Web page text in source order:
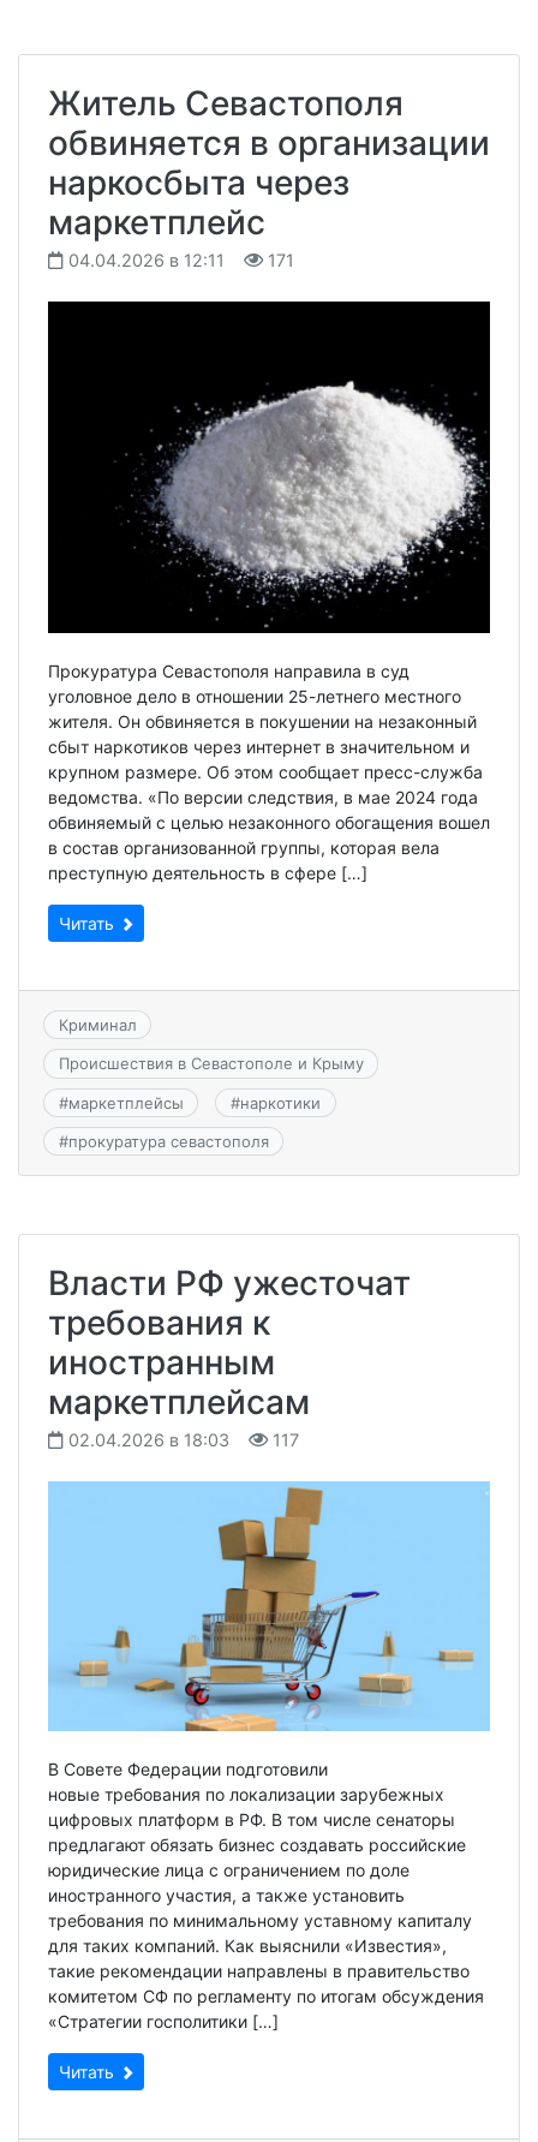
Житель Севастополя
обвиняется в организации
наркосбыта через
маркетплейс
04.04.2026 в 12:11 171
Прокуратура Севастополя направила в суд
уголовное дело в отношении 25-летнего местного
жителя. Он обвиняется в покушении на незаконный
сбыт наркотиков через интернет в значительном и
крупном размере. Об этом сообщает пресс-служба
ведомства. «По версии следствия, в мае 2024 года
обвиняемый с целью незаконного обогащения вошел
в состав организованной группы, которая вела
преступную деятельность в сфере […]
Читать
Криминал
Происшествия в Севастополе и Крыму
#маркетплейсы #наркотики
#прокуратура севастополя
Власти РФ ужесточат
требования к
иностранным
маркетплейсам
02.04.2026 в 18:03 117
В Совете Федерации подготовили
новые требования по локализации зарубежных
цифровых платформ в РФ. В том числе сенаторы
предлагают обязать бизнес создавать российские
юридические лица с ограничением по доле
иностранного участия, а также установить
требования по минимальному уставному капиталу
для таких компаний. Как выяснили «Известия»,
такие рекомендации направлены в правительство
комитетом СФ по регламенту по итогам обсуждения
«Стратегии госполитики […]
Читать